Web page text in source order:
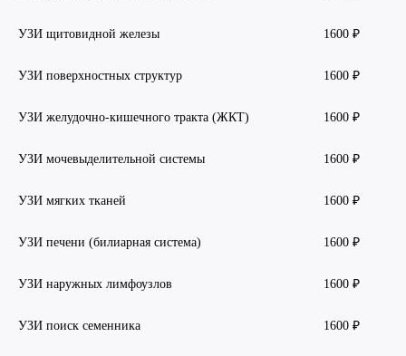
УЗИ щитовидной железы 1600 ₽
УЗИ поверхностных структур 1600 ₽
УЗИ желудочно-кишечного тракта (ЖКТ) 1600 ₽
УЗИ мочевыделительной системы 1600 ₽
УЗИ мягких тканей 1600 ₽
УЗИ печени (билиарная система) 1600 ₽
УЗИ наружных лимфоузлов 1600 ₽
УЗИ поиск семенника 1600 ₽